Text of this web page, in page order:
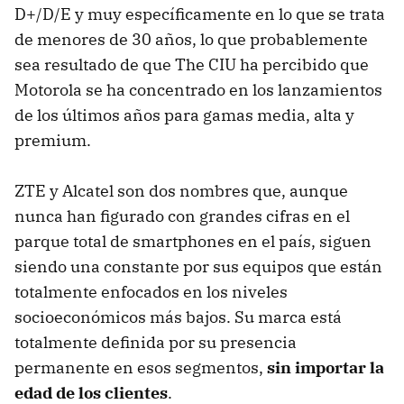
D+/D/E y muy específicamente en lo que se trata
de menores de 30 años, lo que probablemente
sea resultado de que The CIU ha percibido que
Motorola se ha concentrado en los lanzamientos
de los últimos años para gamas media, alta y
premium.
ZTE y Alcatel son dos nombres que, aunque
nunca han figurado con grandes cifras en el
parque total de smartphones en el país, siguen
siendo una constante por sus equipos que están
totalmente enfocados en los niveles
socioeconómicos más bajos. Su marca está
totalmente definida por su presencia
permanente en esos segmentos, sin importar la
edad de los clientes.